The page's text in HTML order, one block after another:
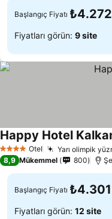
Başlangıç Fiyatı ₺4.272
Fiyatları görün: 9 site
4 Yıldız Otel Yarı olimpik
Happy Hotel
8,9 Mükemmel 800
Başlangıç Fiyatı ₺4.301
Fiyatları görün: 12 site